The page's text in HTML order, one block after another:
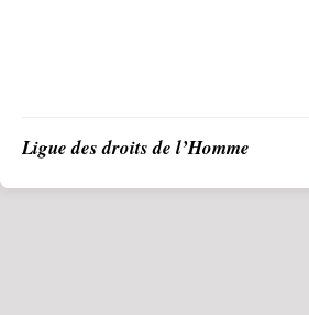
Ligue des droits de l’Homme